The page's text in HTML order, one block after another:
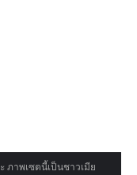
ภาพเซตนี้เป็นชาวเมีย